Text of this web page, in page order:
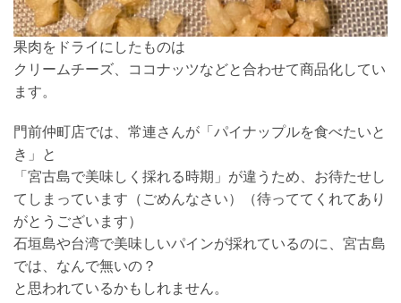
果肉をドライにしたものは
クリームチーズ、ココナッツなどと合わせて商品化してい
ます。
門前仲町店では、常連さんが「パイナップルを食べたいと
き」と
「宮古島で美味しく採れる時期」が違うため、お待たせし
てしまっています（ごめんなさい）（待っててくれてあり
がとうございます）
石垣島や台湾で美味しいパインが採れているのに、宮古島
では、なんで無いの？
と思われているかもしれません。